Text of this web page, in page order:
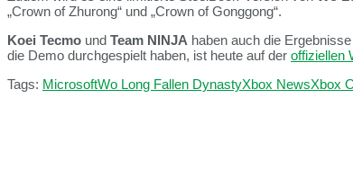
„Crown of Zhurong“ und „Crown of Gonggong“.
Koei Tecmo und Team NINJA haben auch die
die Demo durchgespielt haben, ist heute auf der offiziellen
Tags: MicrosoftWo Long Fallen DynastyXbox NewsXbox